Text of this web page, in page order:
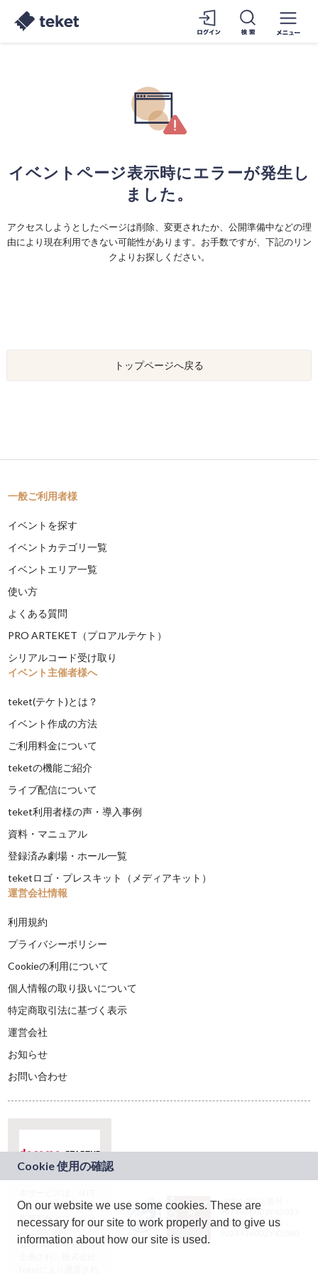
イベントページ表示時にエラーが発生し
ました。
アクセスしようとしたページは削除、変更されたか、公開準備中などの理
由により現在利用できない可能性があります。お手数ですが、下記のリン
クよりお探しください。
トップページへ戻る
一般ご利用者様
イベントを探す
イベントカテゴリ一覧
イベントエリア一覧
使い方
よくある質問
PRO ARTEKET（プロアルテケト）
シリアルコード受け取り
イベント主催者様へ
teket(テケト)とは？
イベント作成の方法
ご利用料金について
teketの機能ご紹介
ライブ配信について
teket利用者様の声・導入事例
資料・マニュアル
登録済み劇場・ホール一覧
teketロゴ・プレスキット（メディアキット）
運営会社情報
利用規約
プライバシーポリシー
Cookieの利用について
個人情報の取り扱いについて
特定商取引法に基づく表示
運営会社
お知らせ
お問い合わせ
ドコモグループの新
規事業創出プログラ
ム「docomo
STARTUP」を通じて
JASRAC許諾番号：
9024936001Y45037
JASRAC許諾番号：
On our website we use some cookies. These are
necessary for our site to work properly and to give us
information about how our site is used.